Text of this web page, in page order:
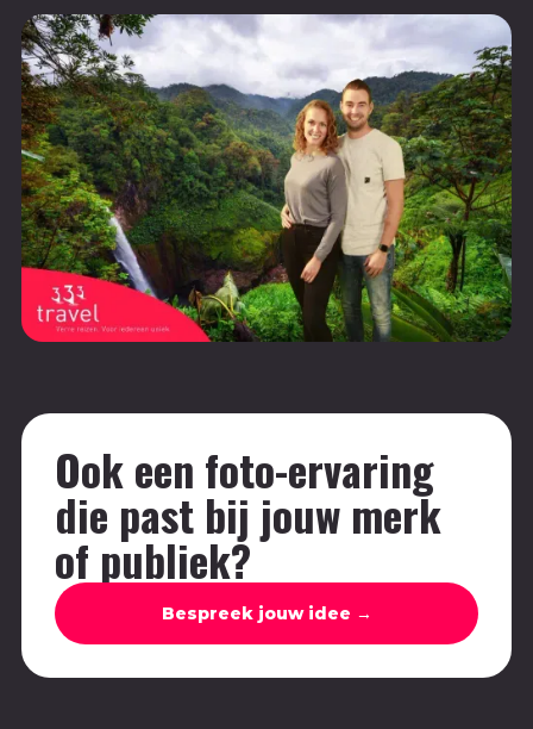
Ook een foto-ervaring
die past bij jouw merk
of publiek?
Bespreek jouw idee →